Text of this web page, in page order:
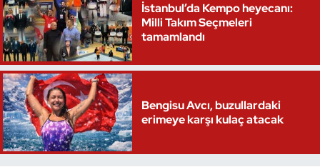
İstanbul’da Kempo heyecanı:
Milli Takım Seçmeleri
tamamlandı
Bengisu Avcı, buzullardaki
erimeye karşı kulaç atacak